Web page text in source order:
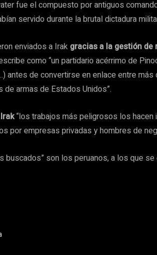
fue el compuesto por antiguos
servido durante la brutal dictadura
enviados a Irak gracias a la gestión
como “un partidario acérrimo de
antes de convertirse en enlace entre más
armas de Estados Unidos”.
“los trabajos más peligrosos los hacen
por empresas privadas y hombres de
buscados” son los peruanos, a los que